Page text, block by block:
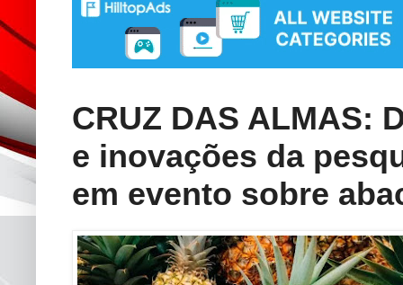
CRUZ DAS ALMAS:
e inovações da
em evento sobre